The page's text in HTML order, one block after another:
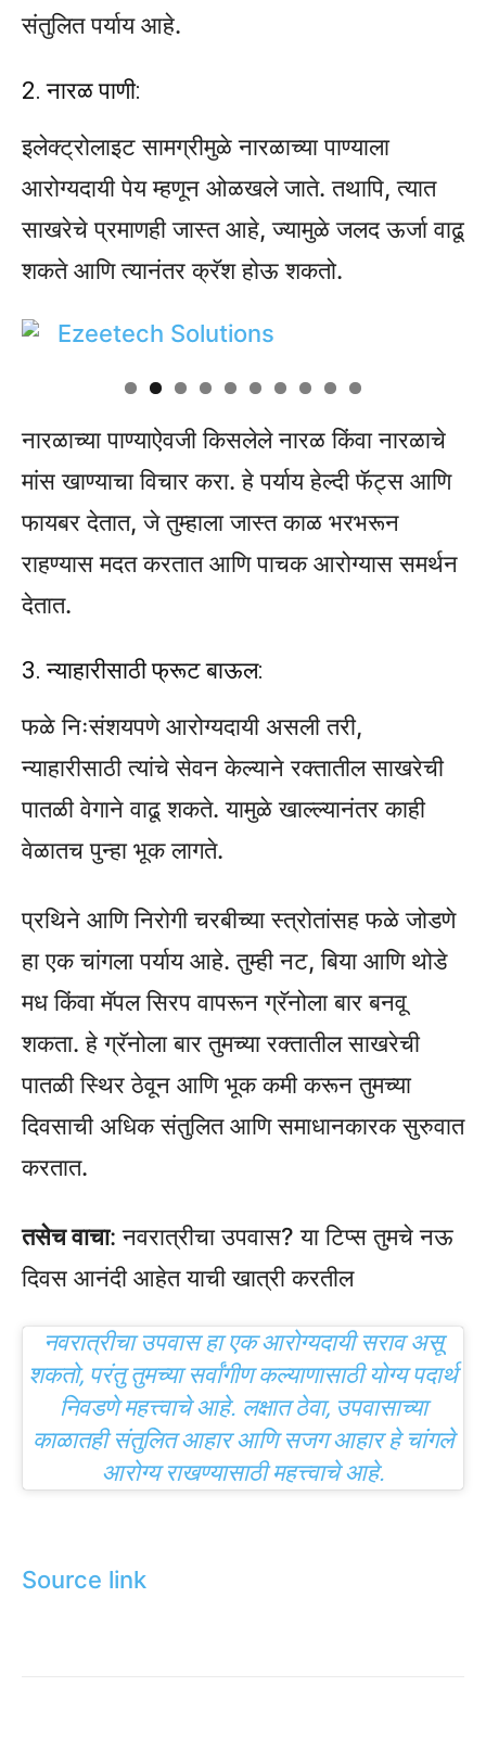
संतुलित पर्याय आहे.
2. नारळ पाणी:
इलेक्ट्रोलाइट सामग्रीमुळे नारळाच्या पाण्याला
आरोग्यदायी पेय म्हणून ओळखले जाते. तथापि, त्यात
साखरेचे प्रमाणही जास्त आहे, ज्यामुळे जलद ऊर्जा वाढू
शकते आणि त्यानंतर क्रॅश होऊ शकतो.
नारळाच्या पाण्याऐवजी किसलेले नारळ किंवा नारळाचे
मांस खाण्याचा विचार करा. हे पर्याय हेल्दी फॅट्स आणि
फायबर देतात, जे तुम्हाला जास्त काळ भरभरून
राहण्यास मदत करतात आणि पाचक आरोग्यास समर्थन
देतात.
3. न्याहारीसाठी फ्रूट बाऊल:
फळे निःसंशयपणे आरोग्यदायी असली तरी,
न्याहारीसाठी त्यांचे सेवन केल्याने रक्तातील साखरेची
पातळी वेगाने वाढू शकते. यामुळे खाल्ल्यानंतर काही
वेळातच पुन्हा भूक लागते.
प्रथिने आणि निरोगी चरबीच्या स्त्रोतांसह फळे जोडणे
हा एक चांगला पर्याय आहे. तुम्ही नट, बिया आणि थोडे
मध किंवा मॅपल सिरप वापरून ग्रॅनोला बार बनवू
शकता. हे ग्रॅनोला बार तुमच्या रक्तातील साखरेची
पातळी स्थिर ठेवून आणि भूक कमी करून तुमच्या
दिवसाची अधिक संतुलित आणि समाधानकारक सुरुवात
करतात.
तसेच वाचा: नवरात्रीचा उपवास? या टिप्स तुमचे नऊ
दिवस आनंदी आहेत याची खात्री करतील
नवरात्रीचा उपवास हा एक आरोग्यदायी सराव असू
शकतो, परंतु तुमच्या सर्वांगीण कल्याणासाठी योग्य पदार्थ
निवडणे महत्त्वाचे आहे. लक्षात ठेवा, उपवासाच्या
काळातही संतुलित आहार आणि सजग आहार हे चांगले
आरोग्य राखण्यासाठी महत्त्वाचे आहे.
Source link